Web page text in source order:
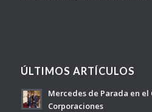
ÚLTIMOS ARTÍCULOS
Mercedes de Parada en el
Corporaciones